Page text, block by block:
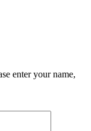
enter your name,